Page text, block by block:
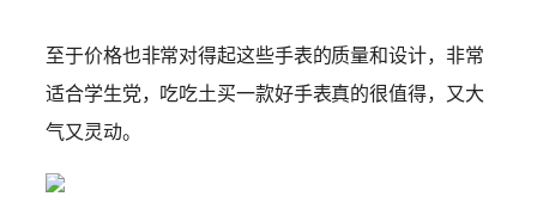
至于价格也非常对得起这些手表的质量和设计，非常
适合学生党，吃吃土买一款好手表真的很值得，又大
气又灵动。